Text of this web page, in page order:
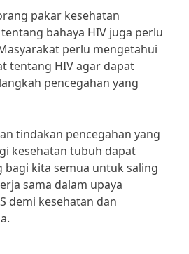
pakar kesehatan
bahaya HIV juga perlu
perlu mengetahui
tentang HIV agar dapat
pencegahan yang
tindakan pencegahan yang
kesehatan tubuh dapat
bagi kita semua untuk saling
sama dalam upaya
demi kesehatan dan